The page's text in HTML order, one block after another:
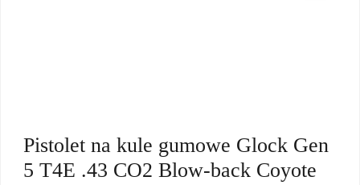
Pistolet na kule gumowe Glock Gen
5 T4E .43 CO2 Blow-back Coyote